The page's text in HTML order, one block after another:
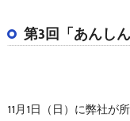
第3回「あんし
11月1日（日）に弊社が